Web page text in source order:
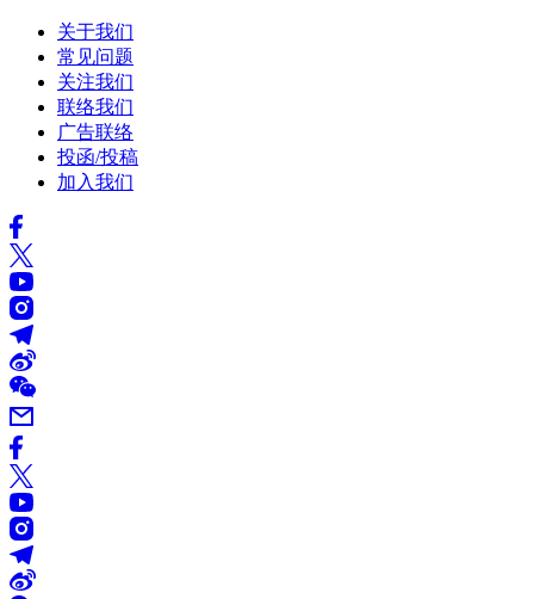
关于我们
常见问题
关注我们
联络我们
广告联络
投函/投稿
加入我们